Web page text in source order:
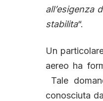
all’esigenza
stabilita“.
Un
aereo ha
Tale
conosciuta